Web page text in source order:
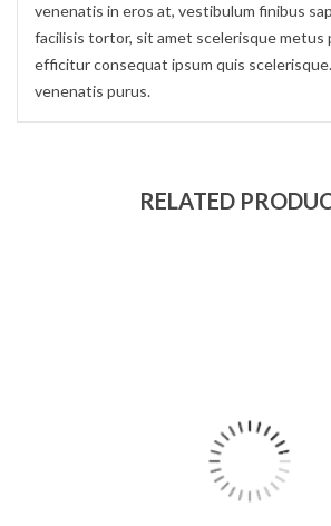
venenatis in eros at, vestibulum finibus
facilisis tortor, sit amet scelerisque metus
efficitur consequat ipsum quis
venenatis purus.
RELATED